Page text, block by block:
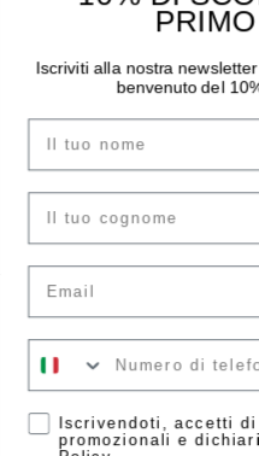
I negozi
Contatti
Facebook
Accedi
Iscriviti alla nostra
benvenuto del
Nome
cognome
Email
Il tuo numero
Accetta
Iscrivendoti, accetti
promozionali e